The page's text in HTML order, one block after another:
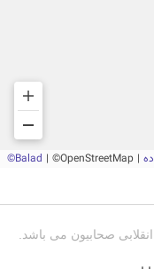
صحابیون می باشد.